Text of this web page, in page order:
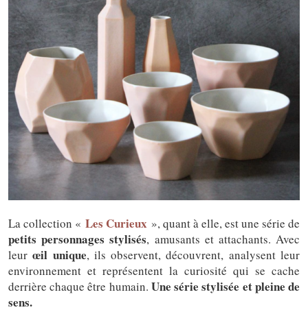
La collection « Les Curieux », quant à elle, est une série de
petits personnages stylisés, amusants et attachants. Avec
leurœil unique, ils observent, découvrent, analysent leur
environnement et représentent la curiosité qui se cache
derrière chaque être humain. Une série stylisée et pleine de
sens.